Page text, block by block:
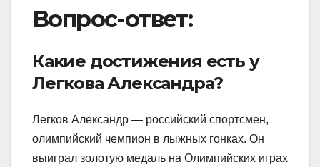
Вопрос-ответ:
Какие достижения есть у
Легкова Александра?
Легков Александр — российский спортсмен,
олимпийский чемпион в лыжных гонках. Он
выиграл золотую медаль на Олимпийских играх